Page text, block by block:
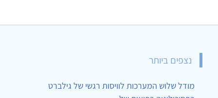
נצפים ביותר
מודל שלוש המערכות לוויסות רגשי של גילברט